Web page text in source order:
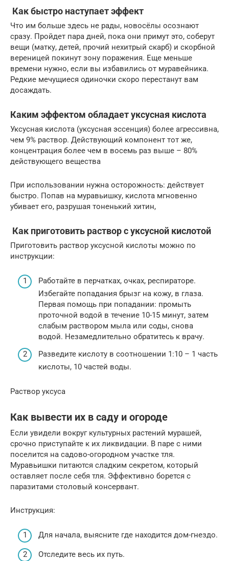
Как быстро наступает эффект
Что им больше здесь не рады, новосёлы осознают
сразу. Пройдет пара дней, пока они примут это, соберут
вещи (матку, детей, прочий нехитрый скарб) и скорбной
вереницей покинут зону поражения. Еще меньше
времени нужно, если вы избавились от муравейника.
Редкие мечущиеся одиночки скоро перестанут вам
досаждать.
Каким эффектом обладает уксусная кислота
Уксусная кислота (уксусная эссенция) более агрессивна,
чем 9% раствор. Действующий компонент тот же,
концентрация более чем в восемь раз выше – 80%
действующего вещества
При использовании нужна осторожность: действует
быстро. Попав на муравьишку, кислота мгновенно
убивает его, разрушая тоненький хитин,
Как приготовить раствор с уксусной кислотой
Приготовить раствор уксусной кислоты можно по
инструкции:
Работайте в перчатках, очках, респираторе.
Избегайте попадания брызг на кожу, в глаза.
Первая помощь при попадании: промыть
проточной водой в течение 10-15 минут, затем
слабым раствором мыла или соды, снова
водой. Незамедлительно обратитесь к врачу.
Разведите кислоту в соотношении 1:10 – 1 часть
кислоты, 10 частей воды.
Раствор уксуса
Как вывести их в саду и огороде
Если увидели вокруг культурных растений мурашей,
срочно приступайте к их ликвидации. В паре с ними
поселится на садово-огородном участке тля.
Муравьишки питаются сладким секретом, который
оставляет после себя тля. Эффективно борется с
паразитами столовый консервант.
Инструкция:
Для начала, выясните где находится дом-гнездо.
Отследите весь их путь.